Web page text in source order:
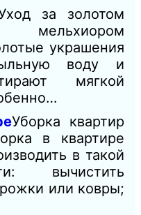
за золотом
украшения
воду и
мягкой
Уборка квартир
в квартире
в такой
вычистить
или ковры;